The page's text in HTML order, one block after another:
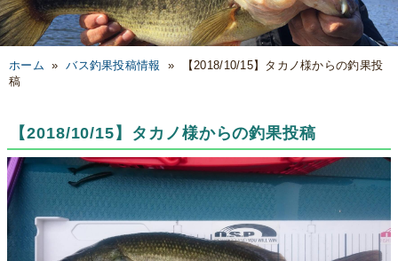
ホーム »バス釣果投稿情報 »
【2018/10/15】タカノ様からの釣果投
稿
【2018/10/15】タカノ様からの釣果投稿